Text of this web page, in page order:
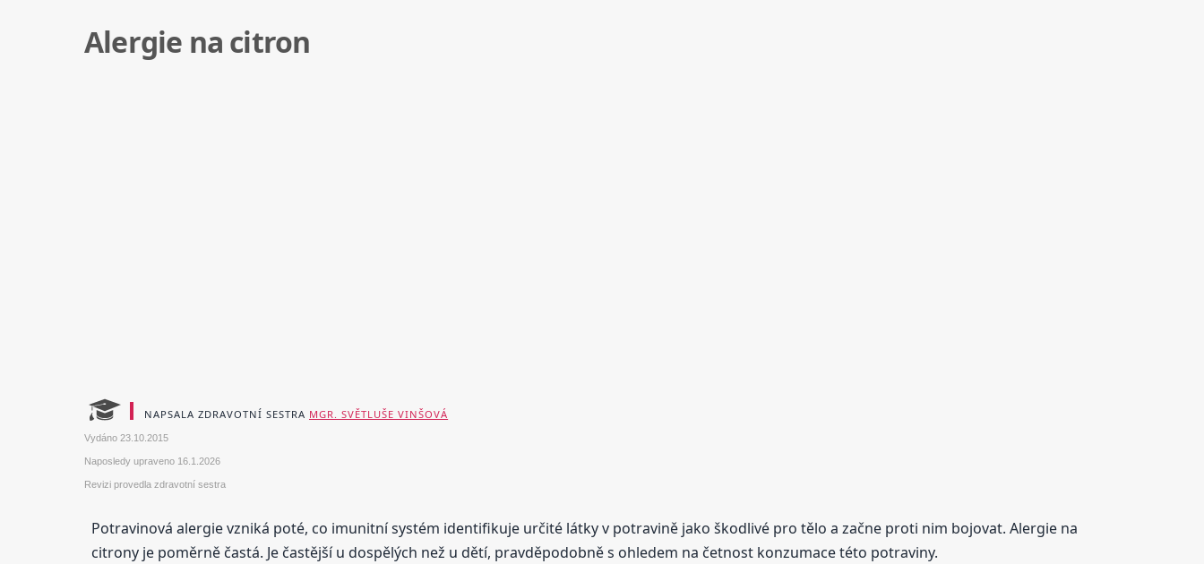
Alergie na citron
NAPSALA ZDRAVOTNÍ SESTRA MGR. SVĚTLUŠE VINŠOVÁ
Vydáno23.10.2015
Naposledy upraveno 16.1.2026
Revizi provedla zdravotní sestra
Potravinová alergie vzniká poté, co imunitní systém identifikuje určité látky v potravině jako škodlivé pro tělo a začne proti nim bojovat. Alergie na
citrony je poměrně častá. Je častější u dospělých než u dětí, pravděpodobně s ohledem na četnost konzumace této potraviny.